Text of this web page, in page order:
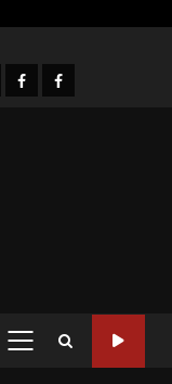
Facebook-Facebook-
PRIMARY